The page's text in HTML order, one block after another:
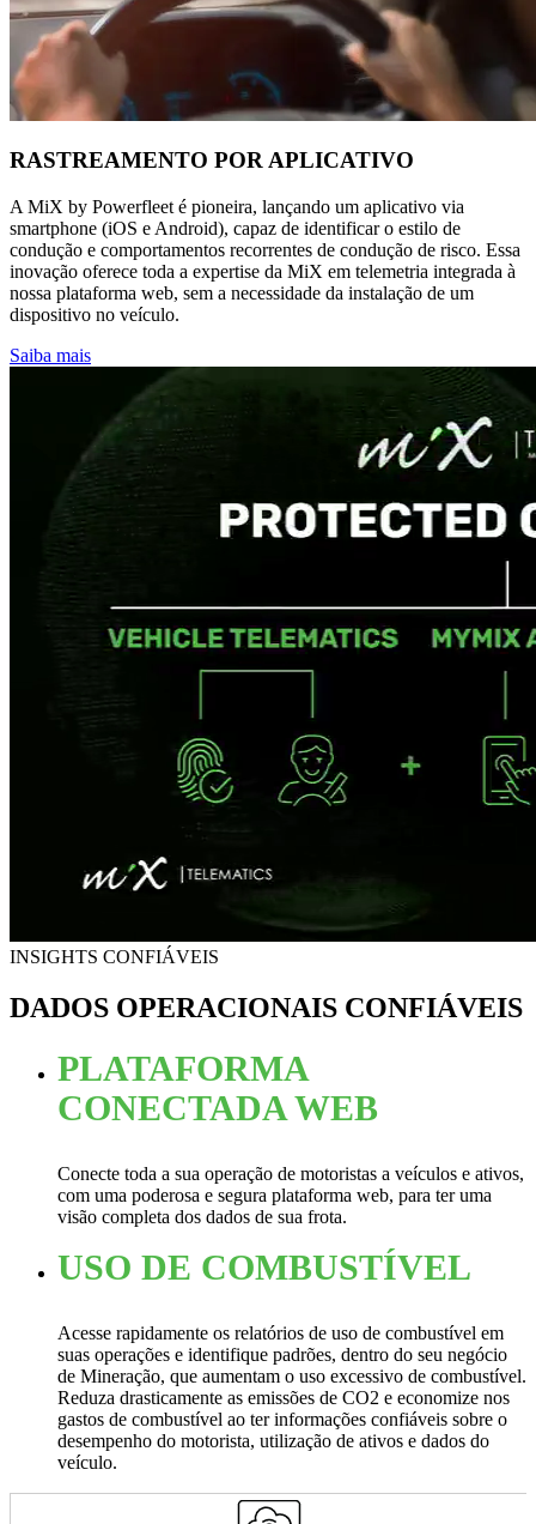
RASTREAMENTO POR APLICATIVO
A MiX by Powerfleet é pioneira, lançando um aplicativo via
smartphone (iOS e Android), capaz de identificar o estilo de
condução e comportamentos recorrentes de condução de risco. Essa
inovação oferece toda a expertise da MiX em telemetria integrada à
nossa plataforma web, sem a necessidade da instalação de um
dispositivo no veículo.
Saiba mais
INSIGHTS CONFIÁVEIS
DADOS OPERACIONAIS CONFIÁVEIS
PLATAFORMA
CONECTADA WEB
Conecte toda a sua operação de motoristas a veículos e ativos,
com uma poderosa e segura plataforma web, para ter uma
visão completa dos dados de sua frota.
USO DE COMBUSTÍVEL
Acesse rapidamente os relatórios de uso de combustível em
suas operações e identifique padrões, dentro do seu negócio
de Mineração, que aumentam o uso excessivo de combustível.
Reduza drasticamente as emissões de CO2 e economize nos
gastos de combustível ao ter informações confiáveis sobre o
desempenho do motorista, utilização de ativos e dados do
veículo.